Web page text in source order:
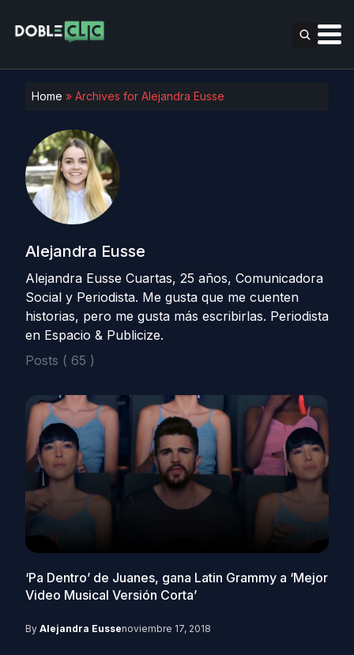
Home » Archives for Alejandra Eusse
Alejandra Eusse
Alejandra Eusse Cuartas, 25 años, Comunicadora
Social y Periodista. Me gusta que me cuenten
historias, pero me gusta más escribirlas. Periodista
en Espacio & Publicize.
Posts ( 65 )
‘Pa Dentro’ de Juanes, gana Latin Grammy a ‘Mejor
Video Musical Versión Corta’
By Alejandra Eussenoviembre 17, 2018